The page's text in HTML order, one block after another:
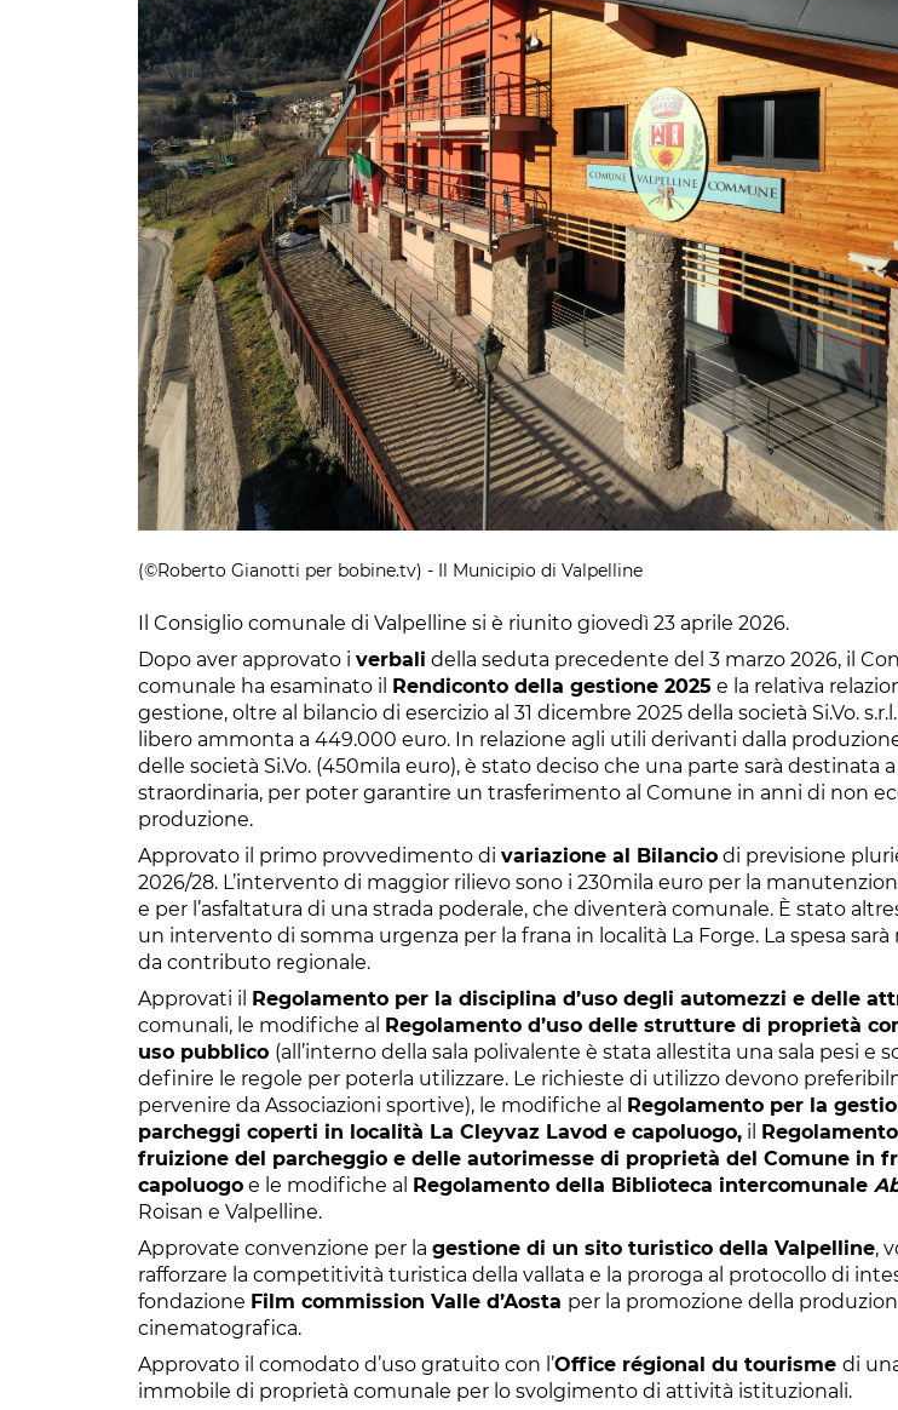
(©Roberto Gianotti per bobine.tv) - Il Municipio di Valpelline
Il Consiglio comunale di Valpelline si è riunito giovedì 23 aprile 2026.
Dopo aver approvato i verbali della seduta precedente del 3 marzo 2026, il
comunale ha esaminato il Rendiconto della gestione 2025 e la relativa
gestione, oltre al bilancio di esercizio al 31 dicembre 2025 della società Si.Vo. s.r.l.
libero ammonta a 449.000 euro. In relazione agli utili derivanti dalla
delle società Si.Vo. (450mila euro), è stato deciso che una parte sarà destinata
straordinaria, per poter garantire un trasferimento al Comune in anni di non
produzione.
Approvato il primo provvedimento di variazione al Bilancio di previsione
2026/28. L’intervento di maggior rilievo sono i 230mila euro per la
e per l’asfaltatura di una strada poderale, che diventerà comunale. È stato
un intervento di somma urgenza per la frana in località La Forge. La spesa
da contributo regionale.
Approvati il Regolamento per la disciplina d’uso degli automezzi e delle
comunali, le modifiche al Regolamento d’uso delle strutture di proprietà
uso pubblico (all’interno della sala polivalente è stata allestita una sala pesi e
definire le regole per poterla utilizzare. Le richieste di utilizzo devono
pervenire da Associazioni sportive), le modifiche al Regolamento per la
parcheggi coperti in località La Cleyvaz Lavod e capoluogo, il
fruizione del parcheggio e delle autorimesse di proprietà del Comune in
capoluogo e le modifiche al Regolamento della Biblioteca intercomunale
Roisan e Valpelline.
Approvate convenzione per la gestione di un sito turistico della Valpelline,
rafforzare la competitività turistica della vallata e la proroga al protocollo di
fondazione Film commission Valle d’Aosta per la promozione della
cinematografica.
Approvato il comodato d’uso gratuito con l’Office régional du tourisme di
immobile di proprietà comunale per lo svolgimento di attività istituzionali.